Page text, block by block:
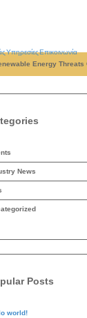
ΥπηρεσίεςΕπικοινωνία
Energy
News
Posts
world!